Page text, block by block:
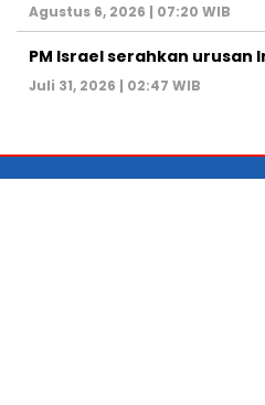
Agustus 6, 2026 | 07:20 WIB
PM Israel serahkan urusan
Juli 31, 2026 | 02:47 WIB